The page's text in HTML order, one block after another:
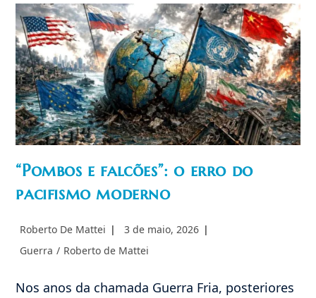
Da
Guerra
Fria
À
IV
Revolução
“Pombos e falcões”: o erro do
pacifismo moderno
Autor
post:
Roberto De Mattei
Post
3 de maio, 2026
Categoria
Guerra / Roberto de Mattei
Nos anos da chamada Guerra Fria, posteriores